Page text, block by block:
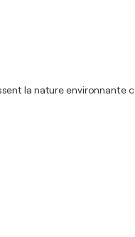
la nature environnante